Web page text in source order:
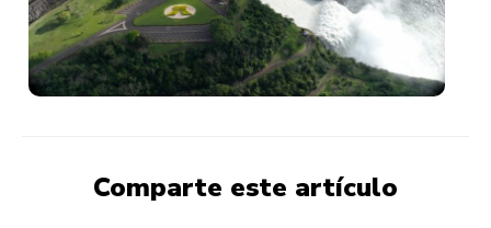
Comparte este artículo